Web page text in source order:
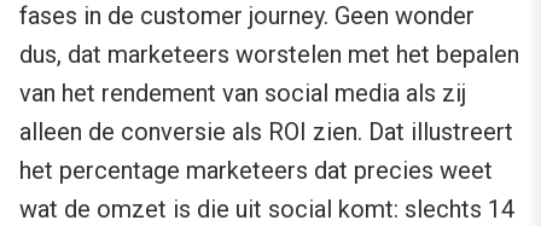
fases in de customer journey. Geen wonder
dus, dat marketeers worstelen met het bepalen
van het rendement van social media als zij
alleen de conversie als ROI zien. Dat illustreert
het percentage marketeers dat precies weet
wat de omzet is die uit social komt: slechts 14